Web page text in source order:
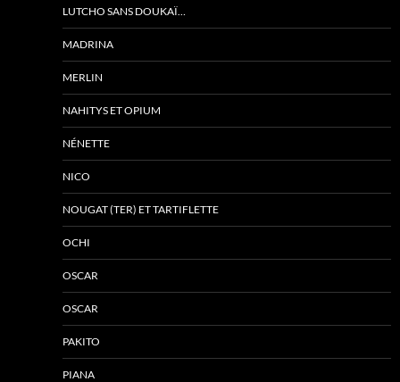
LUTCHO SANS DOUKAÏ…
MADRINA
MERLIN
NAHITYS ET OPIUM
NÉNETTE
NICO
NOUGAT (TER) ET TARTIFLETTE
OCHI
OSCAR
OSCAR
PAKITO
PIANA